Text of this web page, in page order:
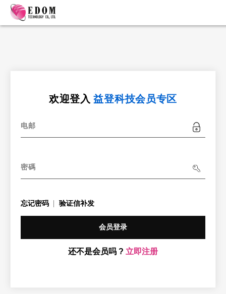
欢迎登入益登科技会员专区
电邮
密碼
忘记密码 验证信补发
会员登录
还不是会员吗 ? 立即注册